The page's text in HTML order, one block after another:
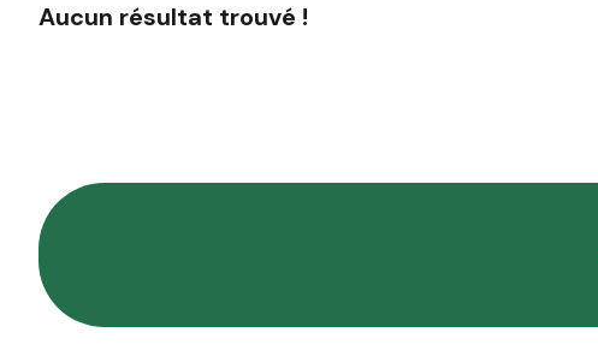
Aucun résultat trouvé !